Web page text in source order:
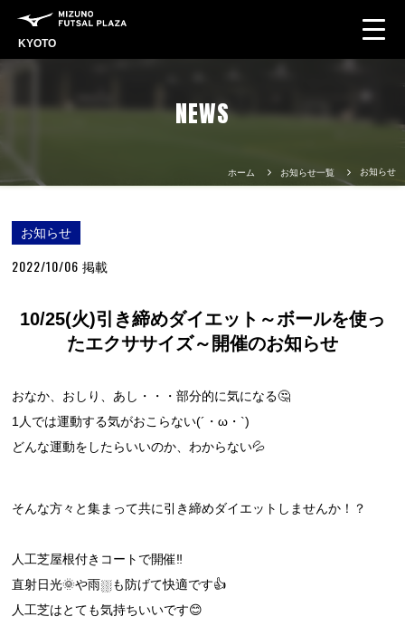
KYOTO
NEWS
ホーム お知らせ一覧 お知らせ
お知らせ
2022/10/06 掲載
10/25(火)引き締めダイエット～ボールを使っ
たエクササイズ～開催のお知らせ
おなか、おしり、あし・・・部分的に気になる🤔
1人では運動する気がおこらない(´・ω・`)
どんな運動をしたらいいのか、わからない💦
そんな方々と集まって共に引き締めダイエットしませんか！？
人工芝屋根付きコートで開催‼
直射日光🌞や雨⛆も防げて快適です👍
人工芝はとても気持ちいいです😊